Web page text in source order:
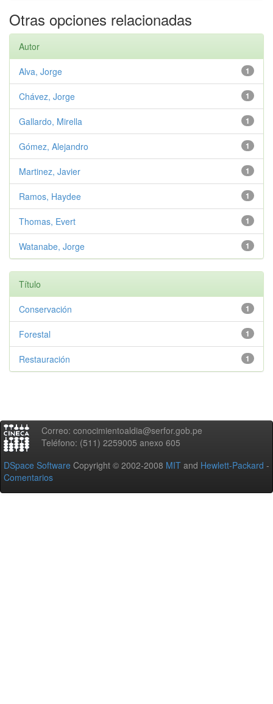
Otras opciones relacionadas
Autor
1
Alva, Jorge
1
Chávez, Jorge
1
Gallardo, Mirella
1
Gómez, Alejandro
1
Martinez, Javier
1
Ramos, Haydee
1
Thomas, Evert
1
Watanabe, Jorge
Título
1
Conservación
1
Forestal
1
Restauración
Correo: conocimientoaldia@serfor.gob.pe
Teléfono: (511) 2259005 anexo 605
DSpace Software Copyright © 2002-2008 MIT and Hewlett-Packard -
Comentarios